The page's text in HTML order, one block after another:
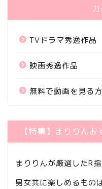
TVドラマ秀逸作品
映画秀逸作品
無料で動画を見る
【特集】まりりん
まりりんが厳選したR
男女共に楽しめるもの